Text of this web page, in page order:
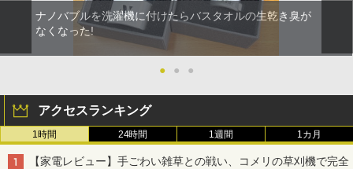
ナノバブルを洗濯機に付けたらバスタオルの生乾き臭が
なくなった!
● ● ●
アクセスランキング
1時間 24時間 1週間 1カ月
【家電レビュー】手ごわい雑草との戦い、コメリの草刈機で完全